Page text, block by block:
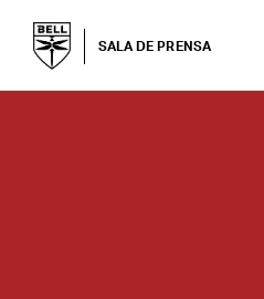
SALA DE PRENSA